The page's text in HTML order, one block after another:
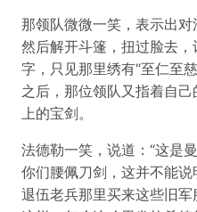
那领队微微一笑，表示出对
然后解开斗篷，扭过脸去
字，只见那里绣有“至仁至
之后，那位领队又指着自
上的宝剑。
法德勒一笑，说道：“这是
你们腰佩刀剑，这并不能
退伍老兵那里买来这些旧